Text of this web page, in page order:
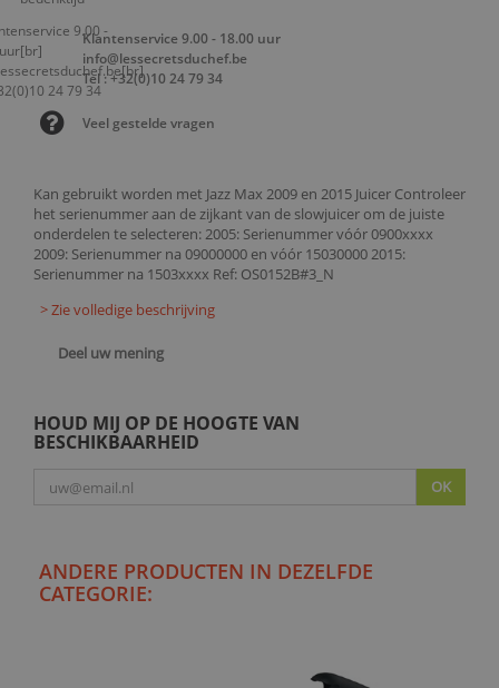
Kan gebruikt worden met Jazz Max 2009 en 2015 Juicer Controleer
het serienummer aan de zijkant van de slowjuicer om de juiste
onderdelen te selecteren: 2005: Serienummer vóór 0900xxxx
2009: Serienummer na 09000000 en vóór 15030000 2015:
Serienummer na 1503xxxx Ref: OS0152B#3_N
> Zie volledige beschrijving
Deel uw mening
HOUD MIJ OP DE HOOGTE VAN
BESCHIKBAARHEID
OK
Klantenservice 9.00 - 18.00 uur
info@lessecretsduchef.be
Tel : +32(0)10 24 79 34
Veel gestelde vragen
ANDERE PRODUCTEN IN DEZELFDE
CATEGORIE: